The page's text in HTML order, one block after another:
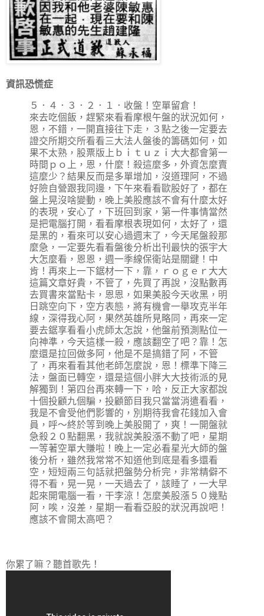
資訊恐慌症
５．４．３．２．１．收盤！空單留倉！
來去吃個飯，趕緊來看看摩根午盤的狀況如何，
恩，不錯，一開直接往下走，３點之後一定要去
證交所期交所看看三大法人盤後的籌碼如何，如
果不太熟，股票版上ｂｉｔｕｚｉ大大都會第一
時間ｐｏ上，恩，什麼！殺這麼多，外資怎麼賣
這麼少？結果反而是多單增加，沒道理阿，不過
好險自營跟我同邊，下午來看看歐股好了，都在
盤上晃沒啥變動，晚上美股應該不會有什麼太好
的表現，安心了，下班回到家，第一件事情當然
是把電腦打開，看看摩根表現如何，太好了，還
是黑的，看來可以安心過週末了，今天尾盤殺那
麼急，一定要先看看盤後分析出刊最快的張宇大
大怎麼看，恩恩，週一季線保衛站是關鍵！中
肯！再來上一下鋸材一下，靠，ｒｏｇｅｒ大大
這篇文章好貴，不管了，先買了再說，沒點數再
去買書來當點卡，恩恩，如果美股今天收黑，明
日跳空向下，空方表態，將有機會一舉攻克半年
線，深得我心阿，果然英雄所見略同，再來一定
要去鋸享看看小虎師太怎說，他盤前預測點位一
向神準，今天這樣一殺，應該翻空了吧？靠！怎
麼還是拉回做多阿，他是不是搞錯了阿，不管
了，再來看看其他老師怎麼說，恩！標準下降三
法，盤面已轉空，還是這個小胖大大技術派的見
解獨到！第四台再來轉一下，哈，反正大家都說
十個投顧九個騙，投顧節目我只當當消遣看看，
我是不會受他們影響的，別期待我會花錢加入會
員，呼～終於等到晚上美股開了，爽！一開盤就
急殺２０點翻黑，我就說美股漲不動了吧，星期
一等著空單大賺啦！晚上一定必看星光大師的盤
後分析，雖然我常常不知道他到底是看多還看
空，短短兩三句話就把盤勢分析完，非常精僻不
得不看，晃一晃，一天過去了，該睡了，一大早
起來開電腦一看，干李涼！怎麼美股漲５０幾點
阿，唉，沒差，星期一看看亞股的狀況再說吧！
應該不會開太高吧？
你累了嘛？聽首歌先！